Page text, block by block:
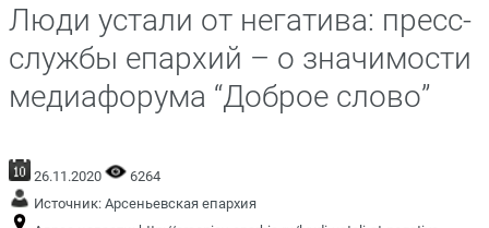
Люди устали от негатива: пресс-
службы епархий – о значимости
медиафорума “Доброе слово”
26.11.2020
6264
Источник: Арсеньевская епархия